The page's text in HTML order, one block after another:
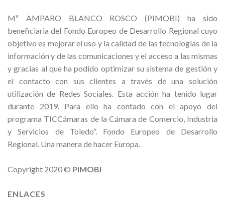
Mª AMPARO BLANCO ROSCO (PIMOBI) ha sido
beneficiaria del Fondo Europeo de Desarrollo Regional cuyo
objetivo es mejorar el uso y la calidad de las tecnologías de la
información y de las comunicaciones y el acceso a las mismas
y gracias al que ha podido optimizar su sistema de gestión y
el contacto con sus clientes a través de una solución
utilización de Redes Sociales. Esta acción ha tenido lugar
durante 2019. Para ello ha contado con el apoyo del
programa TICCámaras de la Cámara de Comercio, Industria
y Servicios de Toledo”. Fondo Europeo de Desarrollo
Regional. Una manera de hacer Europa.
Copyright 2020 © PIMOBI
ENLACES